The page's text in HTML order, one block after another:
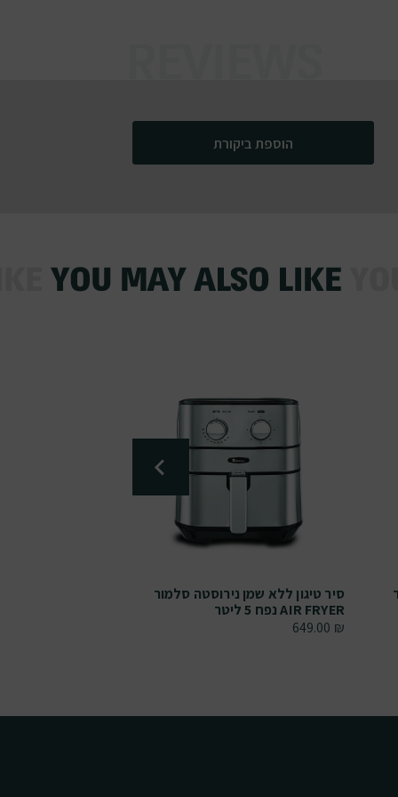
הוספת ביקורת
סיר טיגון ללא שמן נירוסטה סלמור
AIR FRYER נפח 5 ליטר
649.00 ₪